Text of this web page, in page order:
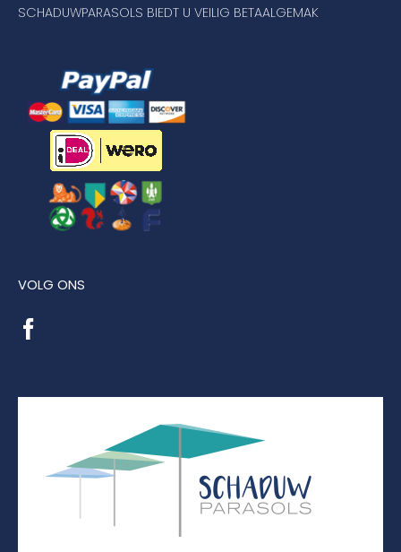
SCHADUWPARASOLS BIEDT U VEILIG BETAALGEMAK
VOLG ONS